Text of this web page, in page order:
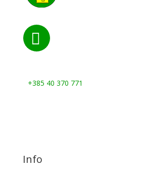

+385 40 370 771
Info